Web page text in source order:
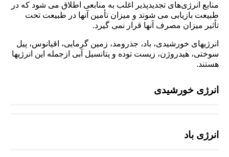
منابع انرژی‌های تجدیدپذیر اغلب به منابعی اطلاق می شود که در
طبیعت بازیابی می شوند و میزان تأمین آنها در طبیعت تحت
تأثیر میزان مصرف آنها قرار نمی گیرد.
انرژیهای خورشیدی، باد، جذرومد، زمین گرمایی، اقیانوس، پیل
سوختی، هیدروژن، زیست توده و پتانسیل آبی ازجمله این انرژیها
هستند.
انرژی خورشیدی
انرژی باد